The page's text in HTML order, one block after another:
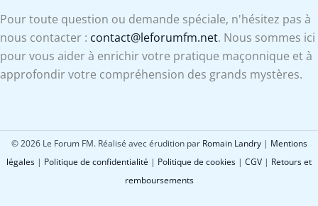
Pour toute question ou demande spéciale, n'hésitez pas à
nous contacter : contact@leforumfm.net. Nous sommes ici
pour vous aider à enrichir votre pratique maçonnique et à
approfondir votre compréhension des grands mystères.
© 2026 Le Forum FM. Réalisé avec érudition par Romain Landry| Mentions
légales | Politique de confidentialité | Politique de cookies | CGV | Retours et
remboursements